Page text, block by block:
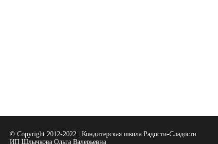
© Copyright 2012-2022 | Кондитерская школа Радости-Сладости
ИП Шлычкова Ольга Валерьевна